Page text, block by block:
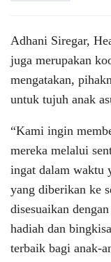
Adhani Siregar,
juga merupakan
mengatakan,
untuk tujuh anak
“Kami ingin
mereka melalui
ingat dalam waktu
yang diberikan ke
disesuaikan
hadiah dan
terbaik bagi anak-